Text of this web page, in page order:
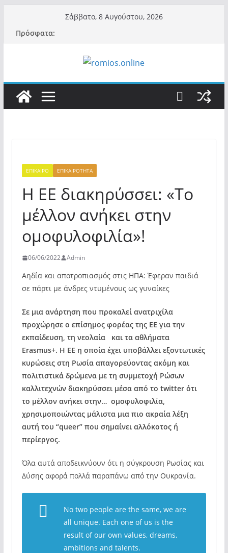
περιεχόμενο
Σάββατο, 8 Αυγούστου, 2026
Πρόσφατα:
ΕΠΙΚΑΙΡΟ ΕΠΙΚΑΙΡΟΤΗΤΑ
Η ΕΕ διακηρύσσει: «Το
μέλλον ανήκει στην
ομοφυλοφιλία»!
06/06/2022 Admin
Αηδία και αποτροπιασμός στις ΗΠΑ: Έφεραν παιδιά
σε πάρτι με άνδρες ντυμένους ως γυναίκες
Σε μια ανάρτηση που προκαλεί ανατριχίλα
προχώρησε ο επίσημος φορέας της ΕΕ για την
εκπαίδευση, τη νεολαία και τα αθλήματα
Erasmus+. Η ΕΕ η οποία έχει υποβάλλει εξοντωτικές
κυρώσεις στη Ρωσία απαγορεύοντας ακόμη και
πολιτιστικά δρώμενα με τη συμμετοχή Ρώσων
καλλιτεχνών διακηρύσσει μέσα από το twitter ότι
το μέλλον ανήκει στην… ομοφυλοφιλία,
χρησιμοποιώντας μάλιστα μια πιο ακραία λέξη
αυτή του “queer” που σημαίνει αλλόκοτος ή
περίεργος.
Όλα αυτά αποδεικνύουν ότι η σύγκρουση Ρωσίας και
Δύσης αφορά πολλά παραπάνω από την Ουκρανία.
No two people are the same, we are
all unique. Each one of us is the
result of our own values, dreams,
ambitions and talents.